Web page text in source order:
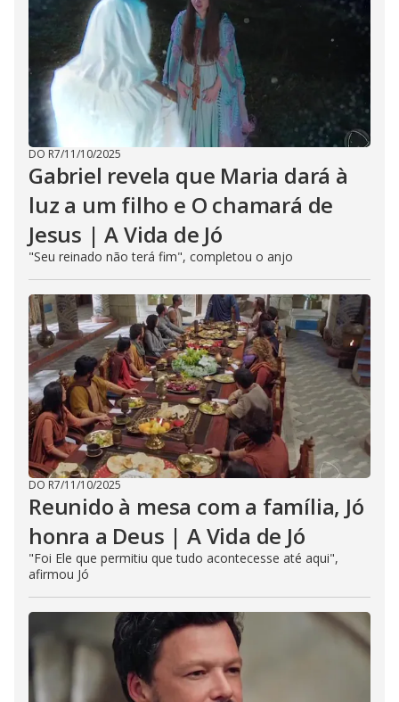
DO R7/11/10/2025
Gabriel revela que Maria dará à
luz a um filho e O chamará de
Jesus | A Vida de Jó
"Seu reinado não terá fim", completou o anjo
DO R7/11/10/2025
Reunido à mesa com a família, Jó
honra a Deus | A Vida de Jó
"Foi Ele que permitiu que tudo acontecesse até aqui",
afirmou Jó